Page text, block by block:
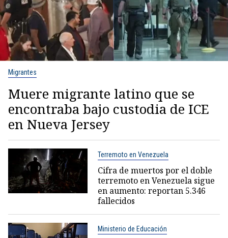
Migrantes
Muere migrante latino que se
encontraba bajo custodia de ICE
en Nueva Jersey
Terremoto en Venezuela
Cifra de muertos por el doble
terremoto en Venezuela sigue
en aumento: reportan 5.346
fallecidos
Ministerio de Educación